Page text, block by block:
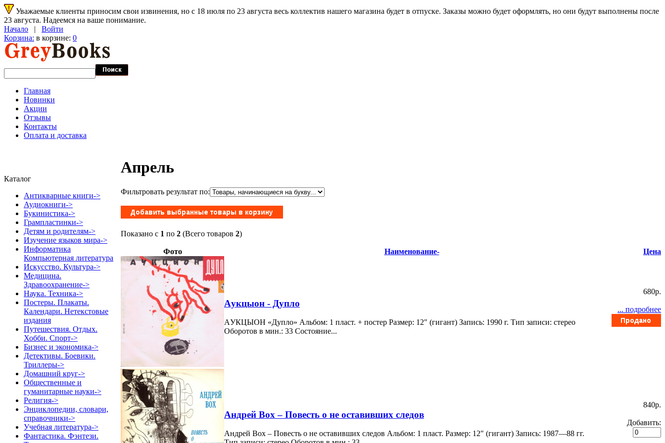
Уважаемые клиенты приносим свои извинения, но с 18 июля по 23 августа весь коллектив нашего магазина будет в отпуске. Заказы можно будет оформлять, но они будут выполнены после
23 августа. Надеемся на ваше понимание.
Начало | Войти
Корзина: в корзине: 0
Главная
Новинки
Акции
Отзывы
Контакты
Оплата и доставка
Каталог
Антикварные книги->
Аудиокниги->
Букинистика->
Грампластинки->
Детям и родителям->
Изучение языков мира->
Информатика
Компьютерная литература
Искусство. Культура->
Медицина.
Здравоохранение->
Наука. Техника->
Постеры. Плакаты.
Календари. Нетекстовые
издания
Путешествия. Отдых.
Хобби. Спорт->
Бизнес и экономика->
Детективы. Боевики.
Триллеры->
Домашний круг->
Общественные и
гуманитарные науки->
Религия->
Энциклопедии, словари,
справочники->
Учебная литература->
Фантастика. Фэнтези.
Апрель
Фильтровать результат по:
Показано с 1 по 2 (Всего товаров 2)
Фото Наименование- Цена
Aукцыон - Дупло
AУКЦЫОН «Дупло» Альбом: 1 пласт. + постер Размер: 12" (гигант) Запись: 1990 г. Тип записи: стерео
Оборотов в мин.: 33 Состояние...
680p.
... подробнее
Андрей Вох ‎– Повесть о не оставивших следов
Андрей Вох ‎– Повесть о не оставивших следов Альбом: 1 пласт. Размер: 12" (гигант) Запись: 1987—88 гг.
840p.
Добавить: